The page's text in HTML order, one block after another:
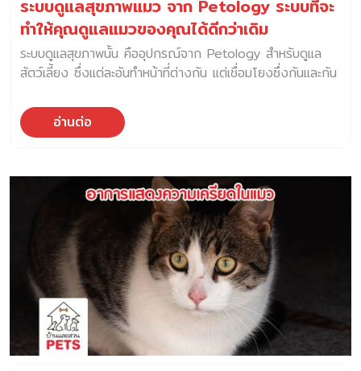
สูตรอาหารให้ตอบสนองความต้องการที่หลากหลายและมีความ
เฉพาะเจาะจงมากขึ้น โภชนาการที่เหมาะสมคือจุดเริ่มต้นของ
สุขภาพที่ดี สัตว์เลี้ยงมีความต้องการสารอาหารที่แตกต่างจาก
มนุษย์ […]
ระบบดูแลสุขภาพแมว จาก Petology ระบบที่จะ
ทำให้คุณดูแลแมวของคุณได้ดีกว่าเดิม
ระบบดูแลสุขภาพนั้น คืออุปกรณ์จาก Petology สำหรับดูแล
สัตว์เลี้ยง ซึ่งแต่ละอันทำหน้าที่ต่างกัน แต่เชื่อมโยงซึ่งกันและกัน
อ่านต่อ